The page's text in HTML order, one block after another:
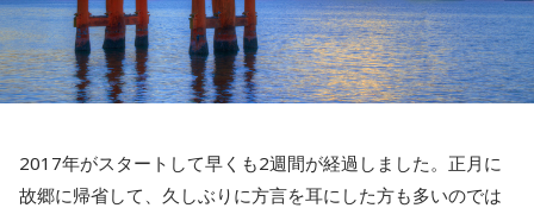
2017年がスタートして早くも2週間が経過しました。正月に
故郷に帰省して、久しぶりに方言を耳にした方も多いのでは